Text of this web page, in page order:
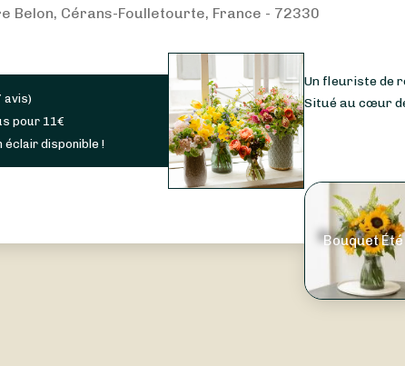
Belon, Cérans-Foulletourte, France - 72330
avis)
pour 11€
éclair disponible !
Un fleuriste de
Situé au cœur
Bouquet Été